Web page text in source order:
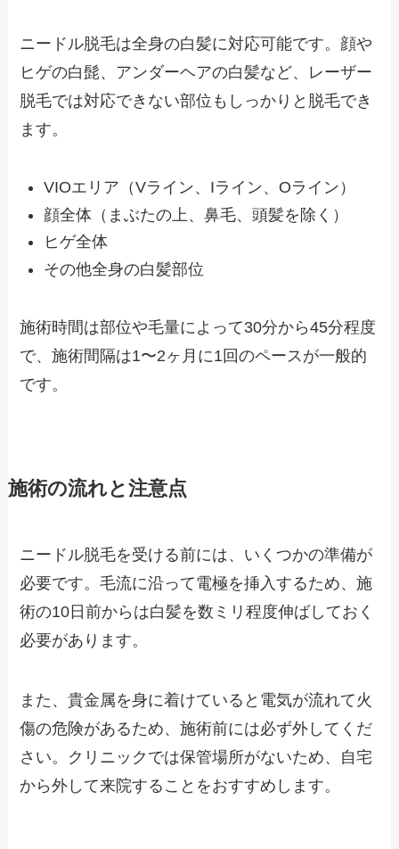
ニードル脱毛は全身の白髪に対応可能です。顔や
ヒゲの白髭、アンダーヘアの白髪など、レーザー
脱毛では対応できない部位もしっかりと脱毛でき
ます。
VIOエリア（Vライン、Iライン、Oライン）
顔全体（まぶたの上、鼻毛、頭髪を除く）
ヒゲ全体
その他全身の白髪部位
施術時間は部位や毛量によって30分から45分程度
で、施術間隔は1〜2ヶ月に1回のペースが一般的
です。
施術の流れと注意点
ニードル脱毛を受ける前には、いくつかの準備が
必要です。毛流に沿って電極を挿入するため、施
術の10日前からは白髪を数ミリ程度伸ばしておく
必要があります。
また、貴金属を身に着けていると電気が流れて火
傷の危険があるため、施術前には必ず外してくだ
さい。クリニックでは保管場所がないため、自宅
から外して来院することをおすすめします。